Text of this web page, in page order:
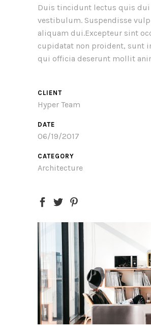
Duis tincidunt lectus quis dui
vestibulum. Suspendisse
aliquam dui.Excepteur sint
cupidatat non proident, sunt
qui officia deserunt mollit
CLIENT
Hyper Team
DATE
06/19/2017
CATEGORY
Architecture